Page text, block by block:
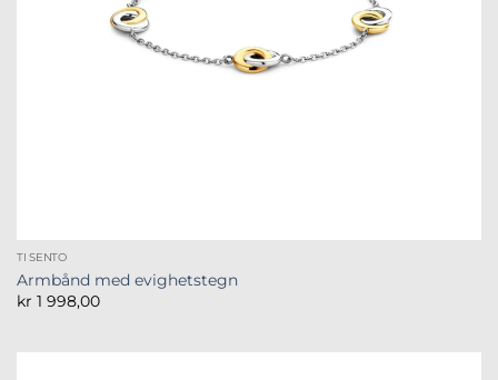
TI SENTO
Armbånd med evighetstegn
kr 1 998,00